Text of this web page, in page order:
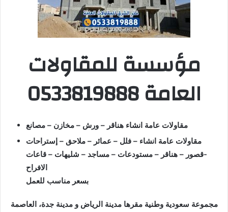
مؤسسة للمقاولات
العامة 0533819888
مقاولات عامة انشاء هناقر – ورش – مخازن – مصانع
مقاولات عامة انشاء – فلل – عمائر – ملاحق – إستراحات
-قصور – هناقر – مستودعات – مساجد – شليهات – قاعات
الافراح
بسعر مناسب للعمل
مجموعة سعودية وطنية مقرها مدينة الرياض و مدينة جدة، العاصمة